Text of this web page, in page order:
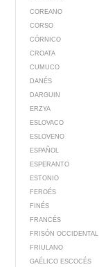
COREANO
CORSO
CÓRNICO
CROATA
CUMUCO
DANÉS
DARGUIN
ERZYA
ESLOVACO
ESLOVENO
ESPAÑOL
ESPERANTO
ESTONIO
FEROÉS
FINÉS
FRANCÉS
FRISÓN OCCIDENTAL
FRIULANO
GAÉLICO ESCOCÉS